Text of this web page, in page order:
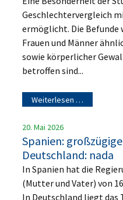
Geschlechtervergleich
ermöglicht. Die Befunde
Frauen und Männer
sowie körperlicher
betroffen sind...
Weiterlesen …
20. Mai 2026
Spanien:
Deutschland: nada
In Spanien hat die
(Mutter und Vater) von
In Deutschland liegt das